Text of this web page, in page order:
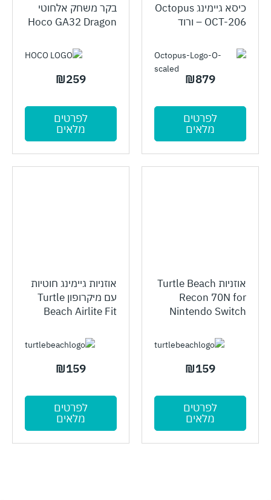
כיסא גיימינג Octopus
OCT-206 – ורוד
₪879
לפרטים
מלאים
בקר משחק אלחוטי
Hoco GA32 Dragon
₪259
לפרטים
מלאים
אוזניות Turtle Beach
Recon 70N for
Nintendo Switch
₪159
לפרטים
מלאים
אוזניות גיימינג חוטיות
עם מיקרופון Turtle
Beach Airlite Fit
₪159
לפרטים
מלאים